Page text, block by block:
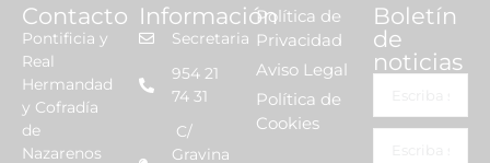
Contacto
Pontificia y
Real
Hermandad
y Cofradía
de
Nazarenos
Información
Secretaria
954 21
74 31
C/
Gravina
Política de
Privacidad
Aviso Legal
Política de
Cookies
Boletín
de
noticias